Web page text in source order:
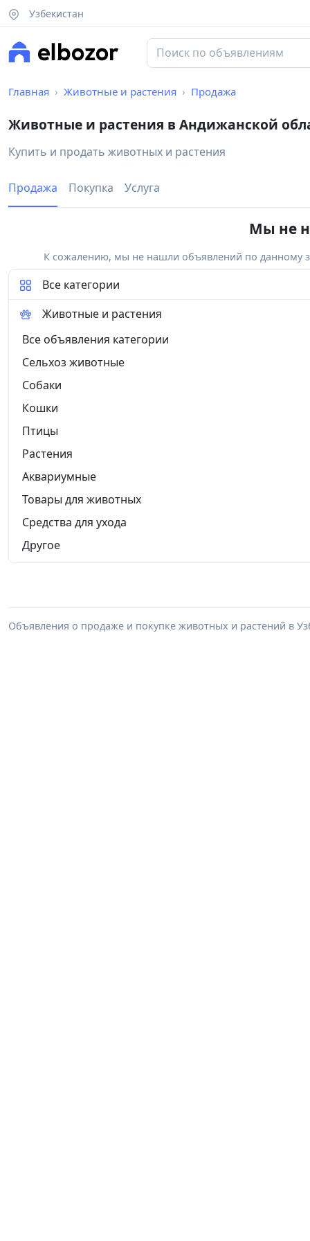
Узбекистан
Главная Животные и растения Продажа
Животные и растения в Андижанской
Купить и продать животных и растения
Продажа Покупка Услуга
Мы не
К сожалению, мы не нашли объявлений по данному
Все категории
Животные и растения
Все объявления категории
Сельхоз животные
Собаки
Кошки
Птицы
Растения
Аквариумные
Товары для животных
Средства для ухода
Другое
Объявления о продаже и покупке животных и растений в